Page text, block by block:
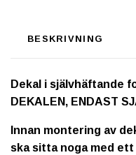
BESKRIVNING
Dekal i självhäftande
DEKALEN, ENDAST
Innan montering av
ska sitta noga med ett